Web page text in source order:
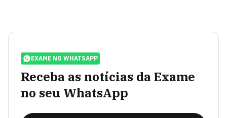
EXAME NO WHATSAPP
Receba as notícias da Exame
no seu WhatsApp